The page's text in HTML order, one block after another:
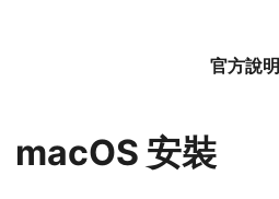
官方說明
macOS 安裝